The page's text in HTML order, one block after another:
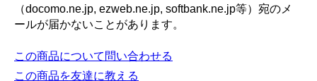
（docomo.ne.jp, ezweb.ne.jp, softbank.ne.jp等）宛のメ
ールが届かないことがあります。
この商品について問い合わせる
この商品を友達に教える